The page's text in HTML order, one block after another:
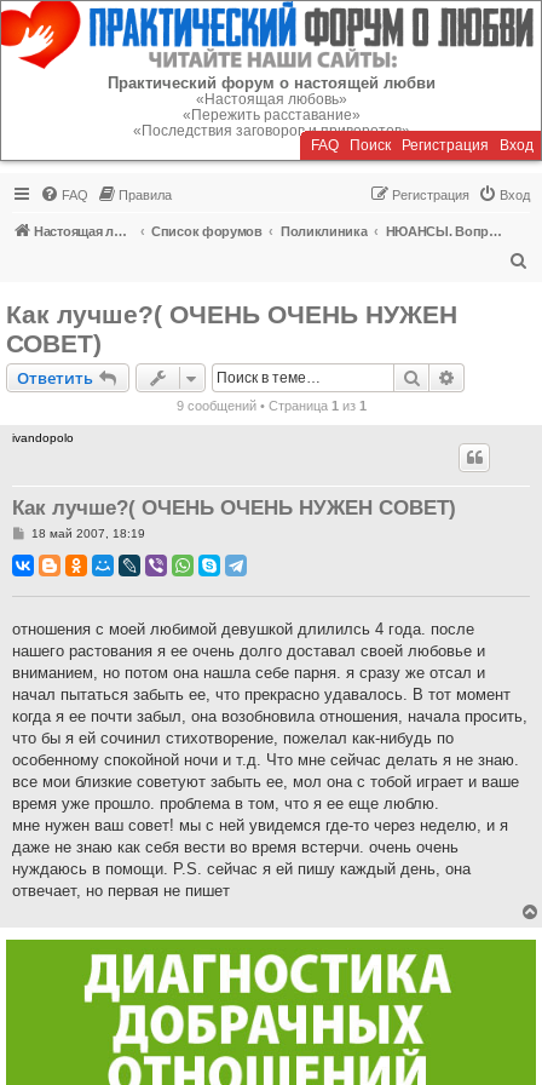
Регистрация
Практический форум о настоящей любви
«Настоящая любовь»
«Пережить расставание»
«Последствия заговоров и приворотов»
FAQ Поиск Регистрация Вход
FAQ Правила Вход
Регистрация
Настоящая любовь Список форумов Поликлиника
НЮАНСЫ. Вопросы об отношениях
Как лучше?( ОЧЕНЬ ОЧЕНЬ НУЖЕН
СОВЕТ)
Ответить
Ответить Поиск
9 сообщений • Страница 1 из 1
ivandopolo
Как лучше?( ОЧЕНЬ ОЧЕНЬ НУЖЕН СОВЕТ)
С
о
б
и
е
18 май 2007, 18:19
отношения с моей любимой девушкой длилилсь 4 года. после
нашего растования я ее очень долго доставал своей любовье и
вниманием, но потом она нашла себе парня. я сразу же отсал и
начал пытаться забыть ее, что прекрасно удавалось. В тот момент
когда я ее почти забыл, она возобновила отношения, начала просить,
что бы я ей сочинил стихотворение, пожелал как-нибудь по
особенному спокойной ночи и т.д. Что мне сейчас делать я не знаю.
все мои близкие советуют забыть ее, мол она с тобой играет и ваше
время уже прошло. проблема в том, что я ее еще люблю.
мне нужен ваш совет! мы с ней увидемся где-то через неделю, и я
даже не знаю как себя вести во время встерчи. очень очень
нуждаюсь в помощи. P.S. сейчас я ей пишу каждый день, она
отвечает, но первая не пишет